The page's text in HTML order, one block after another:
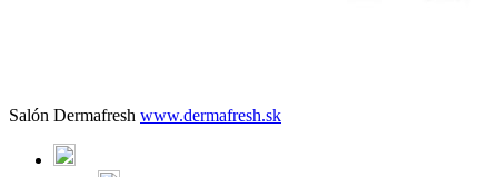
Salón Dermafresh www.dermafresh.sk